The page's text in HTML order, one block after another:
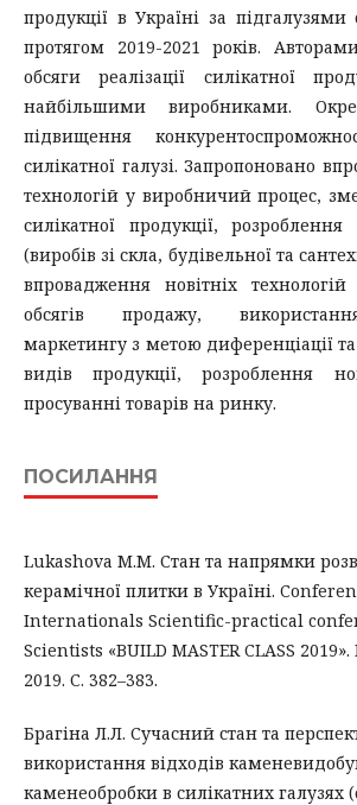
продукції в Україні за підгалузями
протягом 2019-2021 років.
обсяги реалізації силікатної
найбільшими виробниками.
підвищення
силікатної галузі. Запропоновано
технологій у виробничий процес,
силікатної продукції,
(виробів зі скла, будівельної та
впровадження новітніх
обсягів продажу,
маркетингу з метою диференціації
видів продукції, розроблення
просуванні товарів на ринку.
ПОСИЛАННЯ
Lukashovа M.M. Стан та напрямки
керамічної плитки в Україні.
Internationals Scientific-practical
Scientists «BUILD MASTER CLASS
2019. С. 382–383.
Брагіна Л.Л. Сучасний стан та
використання відходів
каменеобробки в силікатних галузях